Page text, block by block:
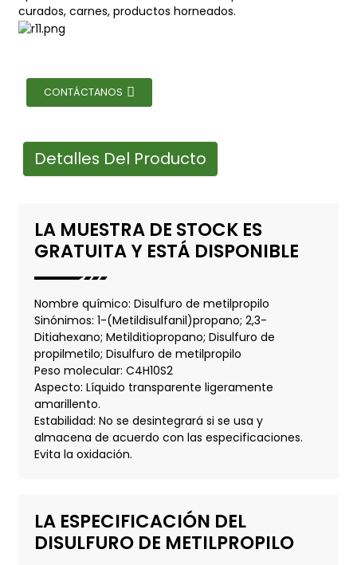
curados, carnes, productos horneados.
CONTÁCTANOS
Detalles Del Producto
LA MUESTRA DE STOCK ES
GRATUITA Y ESTÁ DISPONIBLE
Nombre químico: Disulfuro de metilpropilo
Sinónimos: 1-(Metildisulfanil)propano; 2,3-
Ditiahexano; Metilditiopropano; Disulfuro de
propilmetilo; Disulfuro de metilpropilo
Peso molecular: C4H10S2
Aspecto: Líquido transparente ligeramente
amarillento.
Estabilidad: No se desintegrará si se usa y
almacena de acuerdo con las especificaciones.
Evita la oxidación.
LA ESPECIFICACIÓN DEL
DISULFURO DE METILPROPILO